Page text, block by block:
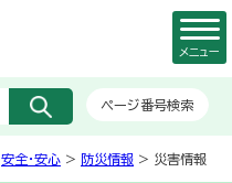
ページ番号検索
メニュー
安全・安心 > 防災情報 > 災害情報